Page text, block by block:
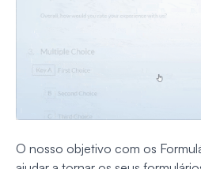
O nosso objetivo com os